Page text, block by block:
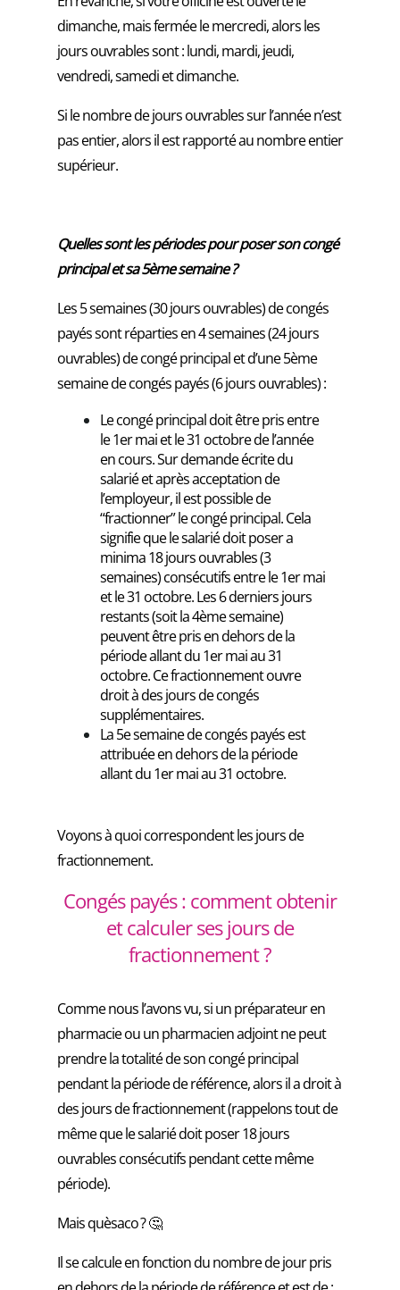
dimanche, mais fermée le mercredi, alors les
jours ouvrables sont : lundi, mardi, jeudi,
vendredi, samedi et dimanche.
Si le nombre de jours ouvrables sur l’année n’est
pas entier, alors il est rapporté au nombre entier
supérieur.
Quelles sont les périodes pour poser son congé
principal et sa 5ème semaine ?
Les 5 semaines (30 jours ouvrables) de congés
payés sont réparties en 4 semaines (24 jours
ouvrables) de congé principal et d’une 5ème
semaine de congés payés (6 jours ouvrables) :
Le congé principal doit être pris entre
le 1er mai et le 31 octobre de l’année
en cours. Sur demande écrite du
salarié et après acceptation de
l’employeur, il est possible de
“fractionner” le congé principal. Cela
signifie que le salarié doit poser a
minima 18 jours ouvrables (3
semaines) consécutifs entre le 1er mai
et le 31 octobre. Les 6 derniers jours
restants (soit la 4ème semaine)
peuvent être pris en dehors de la
période allant du 1er mai au 31
octobre. Ce fractionnement ouvre
droit à des jours de congés
supplémentaires.
La 5e semaine de congés payés est
attribuée en dehors de la période
allant du 1er mai au 31 octobre.
Voyons à quoi correspondent les jours de
fractionnement.
Congés payés : comment obtenir
et calculer ses jours de
fractionnement ?
Comme nous l’avons vu, si un préparateur en
pharmacie ou un pharmacien adjoint ne peut
prendre la totalité de son congé principal
pendant la période de référence, alors il a droit à
des jours de fractionnement (rappelons tout de
même que le salarié doit poser 18 jours
ouvrables consécutifs pendant cette même
période).
Mais quèsaco ? 🤔
Il se calcule en fonction du nombre de jour pris